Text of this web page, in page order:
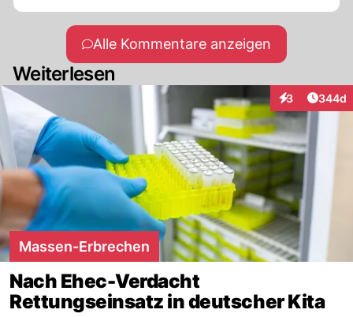
Alle Kommentare anzeigen
Weiterlesen
3
Interaktionen
344d
Massen-Erbrechen
Nach Ehec-Verdacht
Rettungseinsatz in deutscher Kita